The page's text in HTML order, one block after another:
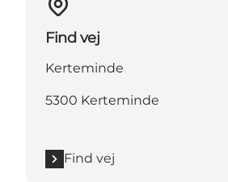
Find vej
Kerteminde
5300 Kerteminde
Find vej